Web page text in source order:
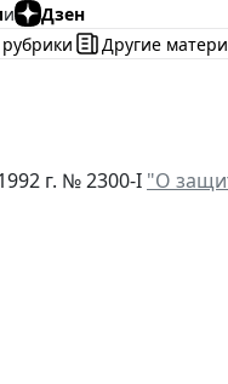
и
Дзен
Другие
г. № 2300-I "О